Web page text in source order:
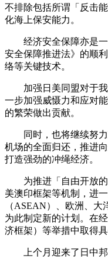
不排除包括所谓「反击
化海上保安能力。
经济安全保障亦是一
安全保障推进法》的顺
络等关键技术。
加强日美同盟对于我
一步加强威慑力和应对
的繁荣做出贡献。
同时，也将继续努力
机场的全面归还，推进
打造强劲的冲绳经济。
为推进「自由开放的
美澳印框架等机制，进
（ASEAN）、欧洲、
为此制定新的计划。在
济框架）等举措中取得具
上个月迎来了日中邦